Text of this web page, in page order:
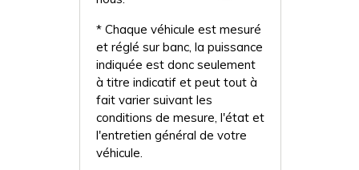
* Chaque véhicule est mesuré
et réglé sur banc, la puissance
indiquée est donc seulement
à titre indicatif et peut tout à
fait varier suivant les
conditions de mesure, l'état et
l'entretien général de votre
véhicule.